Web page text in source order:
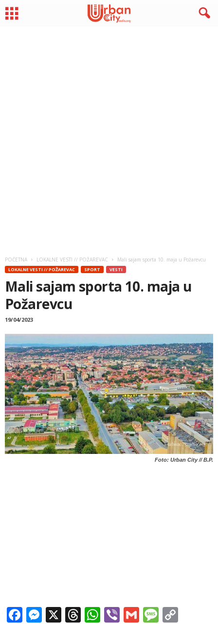
POČETNA LOKALNE VESTI // POŽAREVAC Mali sajam sporta 10. maja u Požarevcu
LOKALNE VESTI // POŽAREVAC SPORT VESTI
Mali sajam sporta 10. maja u
Požarevcu
19/04/2023
Foto: Urban City // B.P.
Facebook
Messenger
X Threads
WhatsApp
ViberGmail